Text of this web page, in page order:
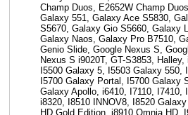
Champ Duos, E2652W Champ
Galaxy 551, Galaxy Ace S5830,
S5670, Galaxy Gio S5660, Galaxy
Galaxy Naos, Galaxy Pro B7510,
Genio Slide, Google Nexus S,
Nexus S i9020T, GT-S3853, Halley,
I5500 Galaxy 5, I5503 Galaxy 550,
I5700 Galaxy Portal, I5700 Galaxy
Galaxy Apollo, i6410, I7110, I7410,
i8320, I8510 INNOV8, I8520
HD Gold Edition, i8910 Omnia HD,